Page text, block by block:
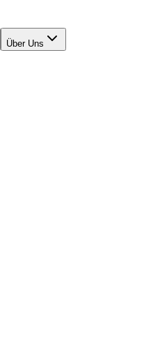
Über Uns